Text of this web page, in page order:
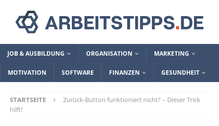
JOB & AUSBILDUNG ORGANISATION MARKETING
MOTIVATION SOFTWARE FINANZEN GESUNDHEIT
STARTSEITE
Zurück-Button funktioniert nicht? – Dieser Trick
hilft!